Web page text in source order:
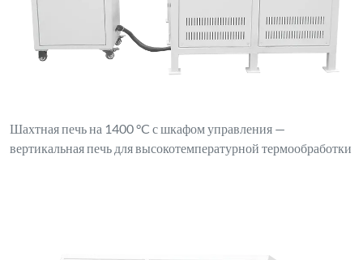
Шахтная печь на 1400 °C с шкафом управления —
вертикальная печь для высокотемпературной термообработки